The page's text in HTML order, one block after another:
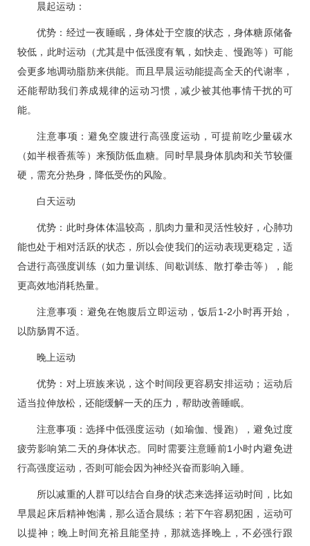
晨起运动：
优势：经过一夜睡眠，身体处于空腹的状态，身体糖原储备
较低，此时运动（尤其是中低强度有氧，如快走、慢跑等）可能
会更多地调动脂肪来供能。而且早晨运动能提高全天的代谢率，
还能帮助我们养成规律的运动习惯，减少被其他事情干扰的可
能。
注意事项：避免空腹进行高强度运动，可提前吃少量碳水
（如半根香蕉等）来预防低血糖。同时早晨身体肌肉和关节较僵
硬，需充分热身，降低受伤的风险。
白天运动
优势：此时身体体温较高，肌肉力量和灵活性较好，心肺功
能也处于相对活跃的状态，所以会使我们的运动表现更稳定，适
合进行高强度训练（如力量训练、间歇训练、散打拳击等），能
更高效地消耗热量。
注意事项：避免在饱腹后立即运动，饭后1-2小时再开始，
以防肠胃不适。
晚上运动
优势：对上班族来说，这个时间段更容易安排运动；运动后
适当拉伸放松，还能缓解一天的压力，帮助改善睡眠。
注意事项：选择中低强度运动（如瑜伽、慢跑），避免过度
疲劳影响第二天的身体状态。同时需要注意睡前1小时内避免进
行高强度运动，否则可能会因为神经兴奋而影响入睡。
所以减重的人群可以结合自身的状态来选择运动时间，比如
早晨起床后精神饱满，那么适合晨练；若下午容易犯困，运动可
以提神；晚上时间充裕且能坚持，那就选择晚上，不必强行跟